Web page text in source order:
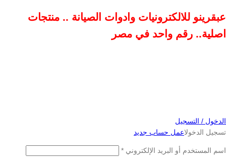
عبقرينو للالكترونيات وادوات الصيانة .. منتجات
اصلية.. رقم واحد في مصر
الدخول / التسجيل
تسجيل الدخولاعمل حساب جديد
اسم المستخدم أو البريد الإلكتروني *